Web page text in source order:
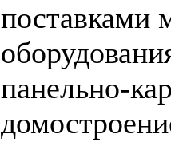
поставками
панельно-